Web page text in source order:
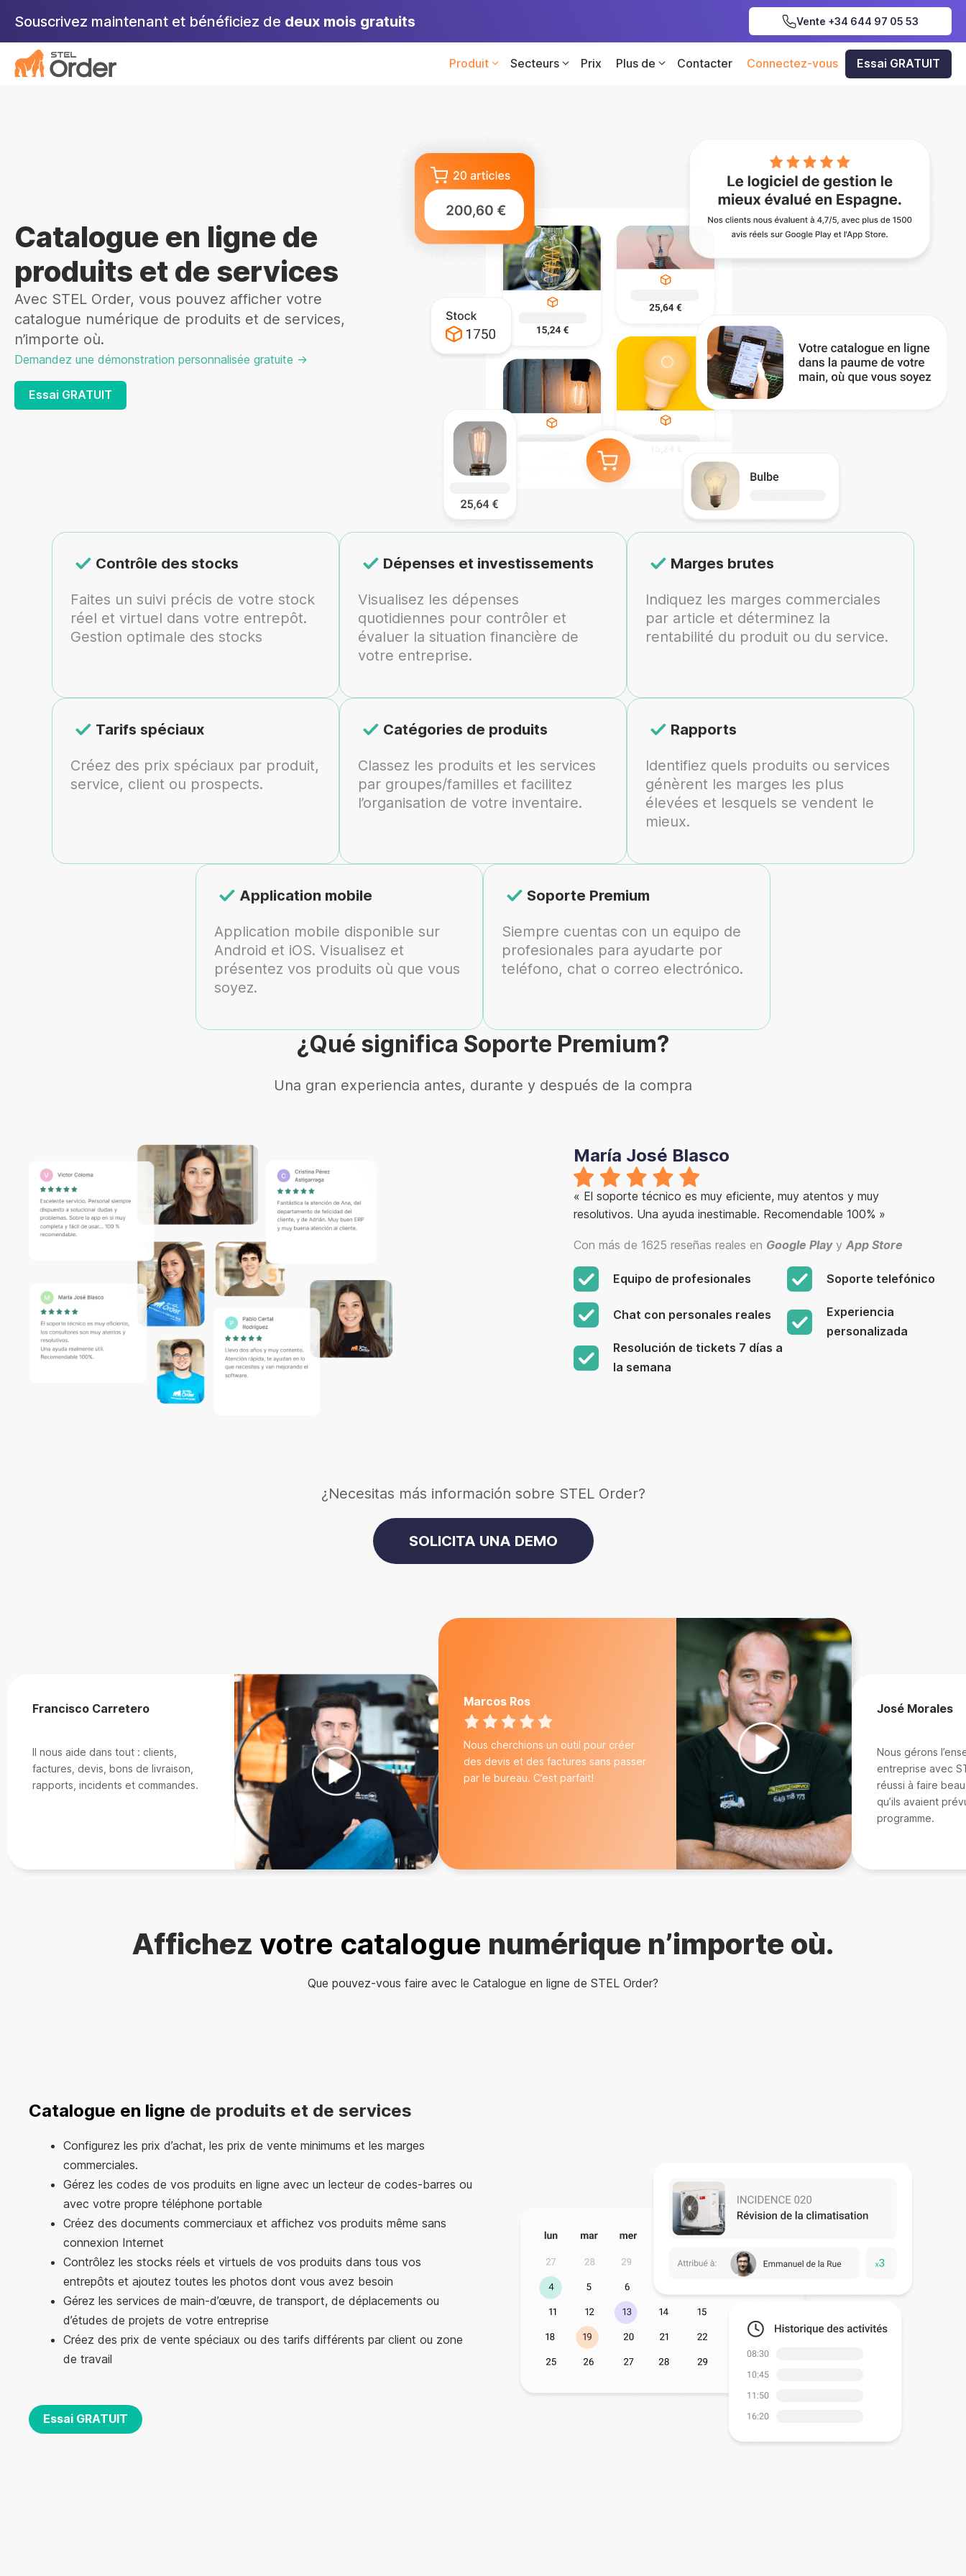
contenu
Souscrivez maintenant et bénéficiez de deux mois gratuits Vente +34 644 97 05 53
Produit Secteurs Prix Plus de Contacter Connectez-vous Essai GRATUIT
Catalogue en ligne de
produits et de services
Avec STEL Order, vous pouvez afficher votre
catalogue numérique de produits et de services,
n’importe où.
Demandez une démonstration personnalisée gratuite ->
Essai GRATUIT
Contrôle des stocks
Faites un suivi précis de votre stock
réel et virtuel dans votre entrepôt.
Gestion optimale des stocks
Dépenses et investissements
Visualisez les dépenses
quotidiennes pour contrôler et
évaluer la situation financière de
votre entreprise.
Marges brutes
Indiquez les marges commerciales
par article et déterminez la
rentabilité du produit ou du service.
Tarifs spéciaux
Créez des prix spéciaux par produit,
service, client ou prospects.
Catégories de produits
Classez les produits et les services
par groupes/familles et facilitez
l’organisation de votre inventaire.
Rapports
Identifiez quels produits ou services
génèrent les marges les plus
élevées et lesquels se vendent le
mieux.
Application mobile
Application mobile disponible sur
Android et iOS. Visualisez et
présentez vos produits où que vous
soyez.
Soporte Premium
Siempre cuentas con un equipo de
profesionales para ayudarte por
teléfono, chat o correo electrónico.
¿Qué significa Soporte Premium?
Una gran experiencia antes, durante y después de la compra
María José Blasco
« El soporte técnico es muy eficiente, muy atentos y muy
resolutivos. Una ayuda inestimable. Recomendable 100% »
Con más de 1625 reseñas reales en Google PlayyApp Store
Equipo de profesionales
Chat con personales reales
Resolución de tickets 7 días a
la semana
Soporte telefónico
Experiencia
personalizada
¿Necesitas más información sobre STEL Order?
SOLICITA UNA DEMO
Francisco Carretero
Il nous aide dans tout : clients,
factures, devis, bons de livraison,
rapports, incidents et commandes.
Marcos Ros
Nous cherchions un outil pour créer
des devis et des factures sans passer
par le bureau. C’est parfait!
José Morales
Nous gérons
entreprise avec
réussi à faire
qu’ils avaient
programme.
Affichez votre catalogue numérique n’importe où.
Que pouvez-vous faire avec le Catalogue en ligne de STEL Order?
Catalogue en ligne de produits et de services
Configurez les prix d’achat, les prix de vente minimums et les marges
commerciales.
Gérez les codes de vos produits en ligne avec un lecteur de codes-barres ou
avec votre propre téléphone portable
Créez des documents commerciaux et affichez vos produits même sans
connexion Internet
Contrôlez les stocks réels et virtuels de vos produits dans tous vos
entrepôts et ajoutez toutes les photos dont vous avez besoin
Gérez les services de main-d’œuvre, de transport, de déplacements ou
d’études de projets de votre entreprise
Créez des prix de vente spéciaux ou des tarifs différents par client ou zone
de travail
Essai GRATUIT